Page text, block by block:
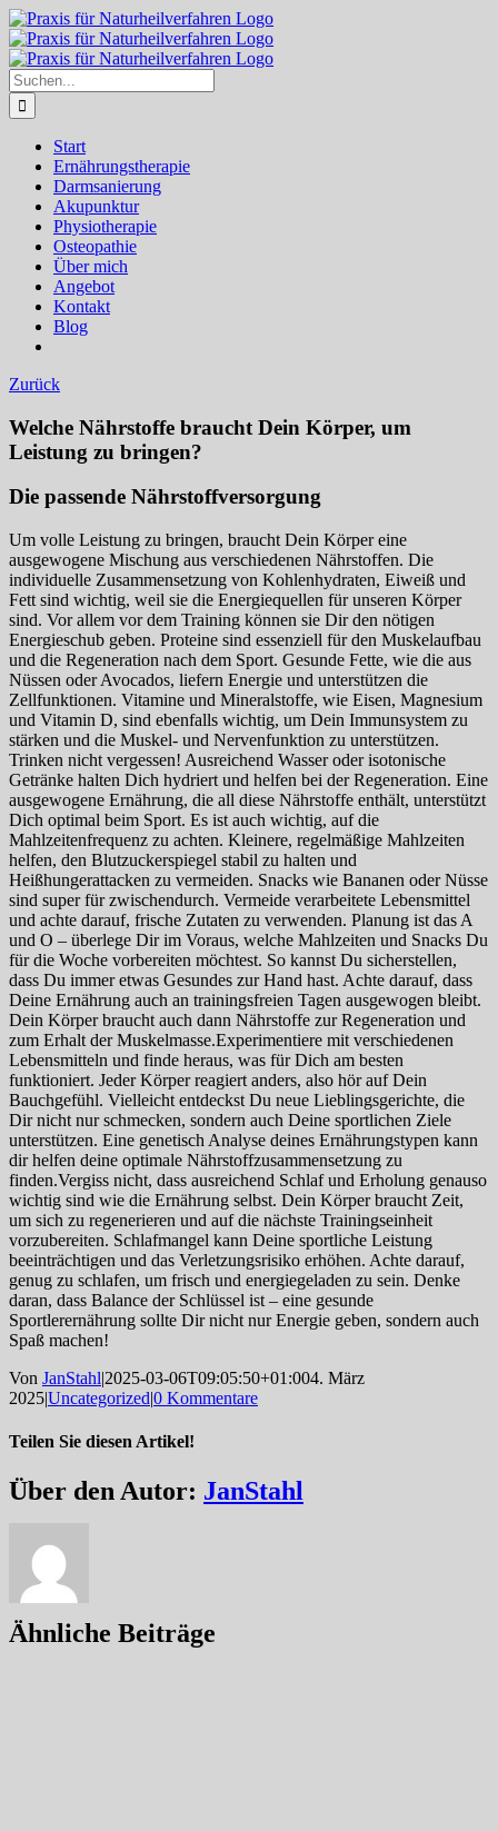
Zum
Inhalt
springen
Suche
nach:
Start
Ernährungstherapie
Darmsanierung
Akupunktur
Physiotherapie
Osteopathie
Über mich
Angebot
Kontakt
Blog
Zurück
Welche Nährstoffe braucht Dein Körper, um
Leistung zu bringen?
Die passende Nährstoffversorgung
Um volle Leistung zu bringen, braucht Dein Körper eine
ausgewogene Mischung aus verschiedenen Nährstoffen. Die
individuelle Zusammensetzung von Kohlenhydraten, Eiweiß und
Fett sind wichtig, weil sie die Energiequellen für unseren Körper
sind. Vor allem vor dem Training können sie Dir den nötigen
Energieschub geben. Proteine sind essenziell für den Muskelaufbau
und die Regeneration nach dem Sport. Gesunde Fette, wie die aus
Nüssen oder Avocados, liefern Energie und unterstützen die
Zellfunktionen. Vitamine und Mineralstoffe, wie Eisen, Magnesium
und Vitamin D, sind ebenfalls wichtig, um Dein Immunsystem zu
stärken und die Muskel- und Nervenfunktion zu unterstützen.
Trinken nicht vergessen! Ausreichend Wasser oder isotonische
Getränke halten Dich hydriert und helfen bei der Regeneration. Eine
ausgewogene Ernährung, die all diese Nährstoffe enthält, unterstützt
Dich optimal beim Sport. Es ist auch wichtig, auf die
Mahlzeitenfrequenz zu achten. Kleinere, regelmäßige Mahlzeiten
helfen, den Blutzuckerspiegel stabil zu halten und
Heißhungerattacken zu vermeiden. Snacks wie Bananen oder Nüsse
sind super für zwischendurch. Vermeide verarbeitete Lebensmittel
und achte darauf, frische Zutaten zu verwenden. Planung ist das A
und O – überlege Dir im Voraus, welche Mahlzeiten und Snacks Du
für die Woche vorbereiten möchtest. So kannst Du sicherstellen,
dass Du immer etwas Gesundes zur Hand hast. Achte darauf, dass
Deine Ernährung auch an trainingsfreien Tagen ausgewogen bleibt.
Dein Körper braucht auch dann Nährstoffe zur Regeneration und
zum Erhalt der Muskelmasse.Experimentiere mit verschiedenen
Lebensmitteln und finde heraus, was für Dich am besten
funktioniert. Jeder Körper reagiert anders, also hör auf Dein
Bauchgefühl. Vielleicht entdeckst Du neue Lieblingsgerichte, die
Dir nicht nur schmecken, sondern auch Deine sportlichen Ziele
unterstützen. Eine genetisch Analyse deines Ernährungstypen kann
dir helfen deine optimale Nährstoffzusammensetzung zu
finden.Vergiss nicht, dass ausreichend Schlaf und Erholung genauso
wichtig sind wie die Ernährung selbst. Dein Körper braucht Zeit,
um sich zu regenerieren und auf die nächste Trainingseinheit
vorzubereiten. Schlafmangel kann Deine sportliche Leistung
beeinträchtigen und das Verletzungsrisiko erhöhen. Achte darauf,
genug zu schlafen, um frisch und energiegeladen zu sein. Denke
daran, dass Balance der Schlüssel ist – eine gesunde
Sportlerernährung sollte Dir nicht nur Energie geben, sondern auch
Spaß machen!
Von JanStahl|2025-03-06T09:05:50+01:004. März
2025|Uncategorized|0 Kommentare
Teilen Sie diesen Artikel!
Facebook
Twitter
Reddit
LinkedIn
WhatsApp
Tumblr
Pinterest
Vk
Xing
E-
Mail
Über den Autor: JanStahl
Ähnliche Beiträge